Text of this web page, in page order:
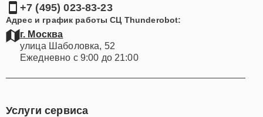
+7 (495) 023-83-23
Адрес и график работы СЦ Thunderobot:
г. Москва
улица Шаболовка, 52
Ежедневно с 9:00 до 21:00
Услуги сервиса